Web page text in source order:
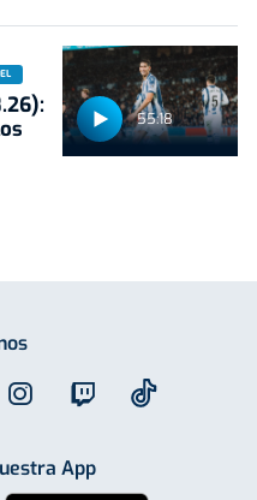
55:18
App